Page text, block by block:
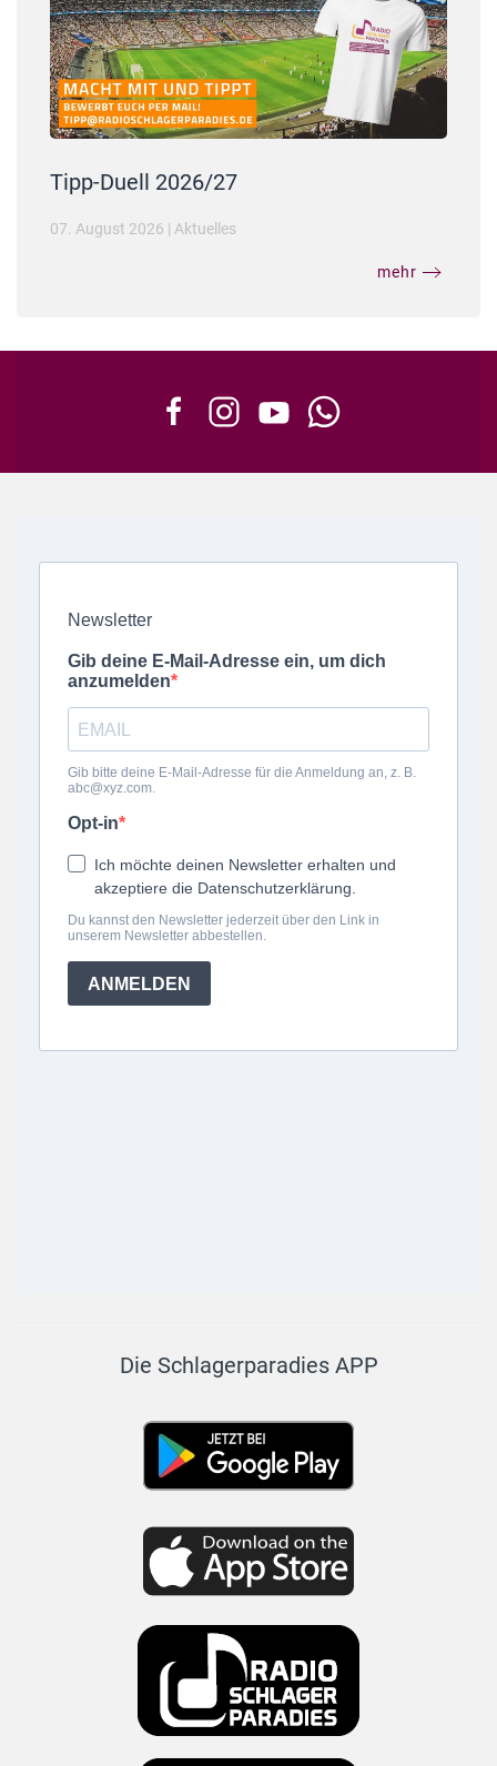
Tipp-Duell 2026/27
07. August 2026 | Aktuelles
mehr
Die Schlagerparadies APP